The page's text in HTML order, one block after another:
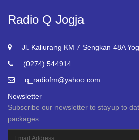
Radio Q Jogja
Jl. Kaliurang KM 7 Sengkan 48A
(0274) 544914
q_radiofm@yahoo.com
Newsletter
Subscribe our newsletter to stayup to
packages